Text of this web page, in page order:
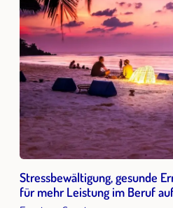
Stressbewältigung, gesunde
für